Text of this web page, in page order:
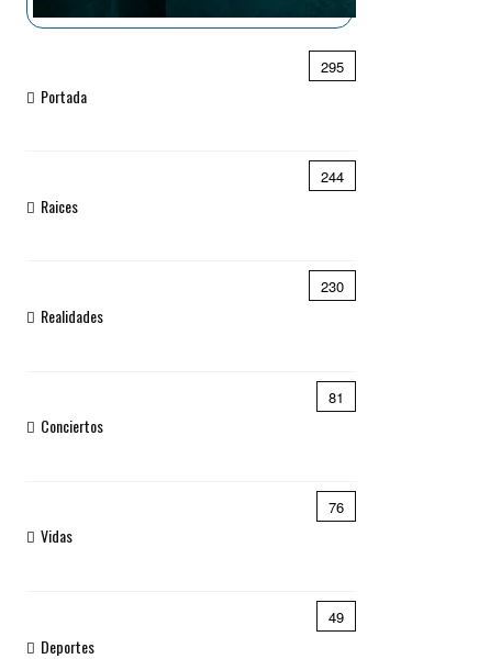
Portada
295
Raices
244
Realidades
230
Conciertos
81
Vidas
76
Deportes
49